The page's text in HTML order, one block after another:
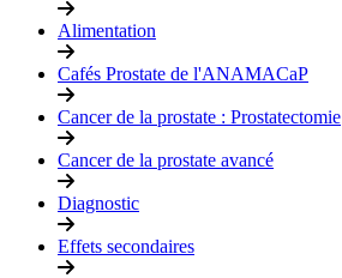
Alimentation
Cafés Prostate de l'ANAMACaP
Cancer de la prostate : Prostatectomie
Cancer de la prostate avancé
Diagnostic
Effets secondaires